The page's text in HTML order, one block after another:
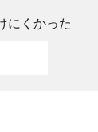
にくかった